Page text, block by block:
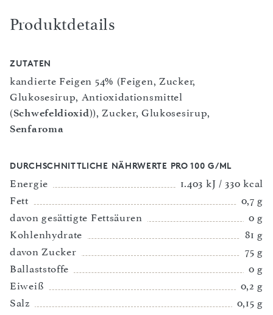
Produktdetails
ZUTATEN
kandierte Feigen 54% (Feigen, Zucker,
Glukosesirup, Antioxidationsmittel
(Schwefeldioxid)), Zucker, Glukosesirup,
Senfaroma
DURCHSCHNITTLICHE NÄHRWERTE PRO 100 G/ML
Energie
1.403 kJ / 330 kcal
Fett
0,7 g
davon gesättigte Fettsäuren
0 g
Kohlenhydrate
81 g
davon Zucker
75 g
Ballaststoffe
0 g
Eiweiß
0,2 g
Salz
0,15 g